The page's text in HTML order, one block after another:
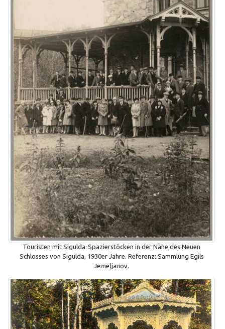
Touristen mit Sigulda-Spazierstöcken in der Nähe des Neuen
Schlosses von Sigulda, 1930er Jahre. Referenz: Sammlung Egils
Jemeļjanov.